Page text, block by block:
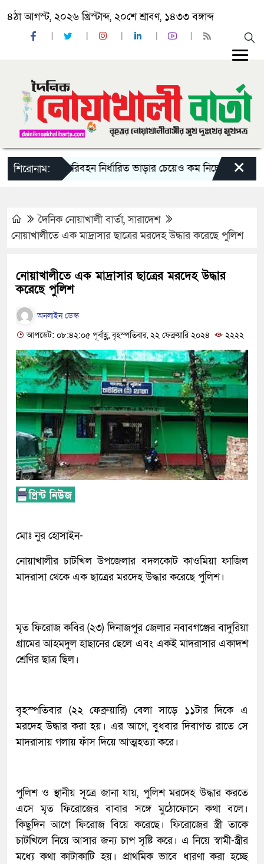
৪ঠা আগস্ট, ২০২৬ খ্রিস্টাব্দ, ২০শে শ্রাবণ, ১৪৩৩ বঙ্গাব্দ
শিরোনাম:
দু-একটি পরিবহন নির্ধারিত ভাড়ার চেয়েও কম নিচ্ছে’ ×
দৈনিক নোয়াখালী বার্তা,সারাদেশ
নোয়াখালীতে এক মাদ্রাসার ছাত্রের মরদেহ উদ্ধার করেছে পুলিশ
নোয়াখালীতে এক মাদ্রাসার ছাত্রের মরদেহ উদ্ধার
করেছে পুলিশ
অনলাইন ডেস্ক
আপডেট: ০৮:৪২:০৫ পূর্বাহ্ণ, বৃহস্পতিবার, ২২ ফেব্রুয়ারি ২০২৪
২২২২
মোঃ নুর হোসাইন-
নোয়াখালীর চাটখিল উপজেলার বদলকোট কাওমিয়া ফাজিল
মাদরাসা থেকে এক ছাত্রের মরদেহ উদ্ধার করেছে পুলিশ।
মৃত ফিরোজ কবির (২৩) দিনাজপুর জেলার নবাবগঞ্জের বাদুরিয়া
গ্রামের আহমদুল হাছানের ছেলে এবং একই মাদরাসার একাদশ
শ্রেণির ছাত্র ছিল।
বৃহস্পতিবার (২২ ফেব্রুয়ারি) বেলা সাড়ে ১১টার দিকে এ
মরদেহ উদ্ধার করা হয়। এর আগে, বুধবার দিবাগত রাতে সে
মাদরাসায় গলায় ফাঁস দিয়ে আত্মহত্যা করে।
পুলিশ ও স্থানীয় সূত্রে জানা যায়, পুলিশ মরদেহ উদ্ধার করতে
এসে মৃত ফিরোজের বাবার সঙ্গে মুঠোফোনে কথা বলে।
কিছুদিন আগে ফিরোজ বিয়ে করেছে। ফিরোজের স্ত্রী তাকে
চাটখিলে নিয়ে আসার জন্য চাপ সৃষ্টি করে। এ নিয়ে স্বামী-স্ত্রীর
মধ্যে কথা কাটাকাটি হয়। প্রাথমিক ভাবে ধারণা করা হচ্ছে